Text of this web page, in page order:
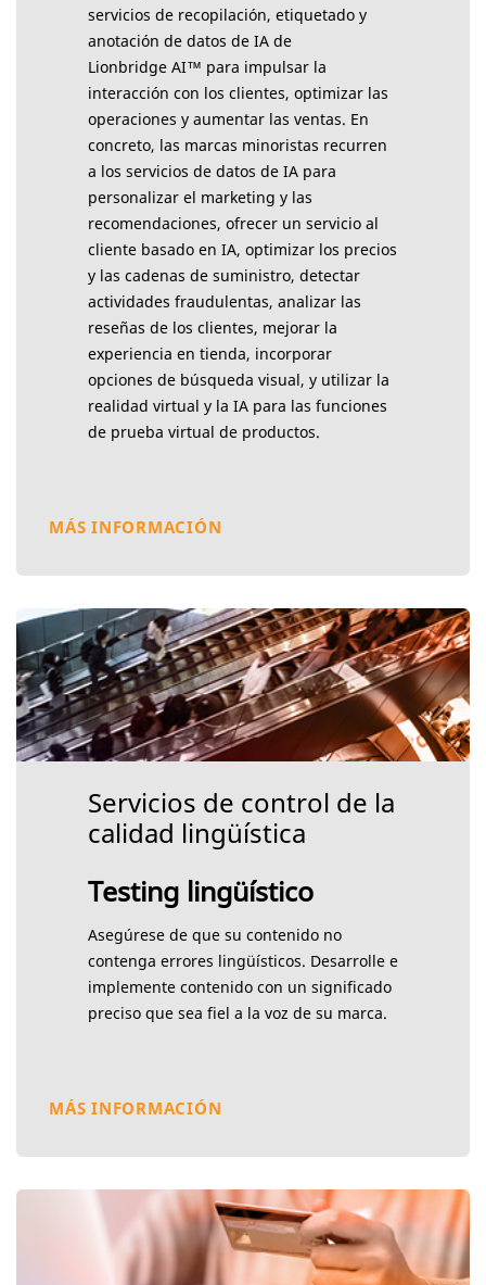
servicios de recopilación, etiquetado y
anotación de datos de IA de
Lionbridge AI™ para impulsar la
interacción con los clientes, optimizar las
operaciones y aumentar las ventas. En
concreto, las marcas minoristas recurren
a los servicios de datos de IA para
personalizar el marketing y las
recomendaciones, ofrecer un servicio al
cliente basado en IA, optimizar los precios
y las cadenas de suministro, detectar
actividades fraudulentas, analizar las
reseñas de los clientes, mejorar la
experiencia en tienda, incorporar
opciones de búsqueda visual, y utilizar la
realidad virtual y la IA para las funciones
de prueba virtual de productos.
MÁS INFORMACIÓN
Servicios de control de la
calidad lingüística
Testing lingüístico
Asegúrese de que su contenido no
contenga errores lingüísticos. Desarrolle e
implemente contenido con un significado
preciso que sea fiel a la voz de su marca.
MÁS INFORMACIÓN